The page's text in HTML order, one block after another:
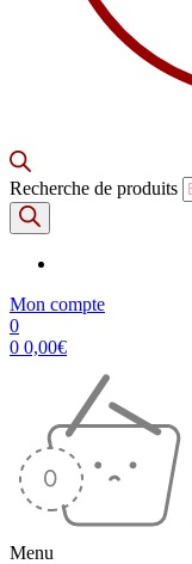
Recherche de produits
Mon compte
0
0 0,00€
Menu